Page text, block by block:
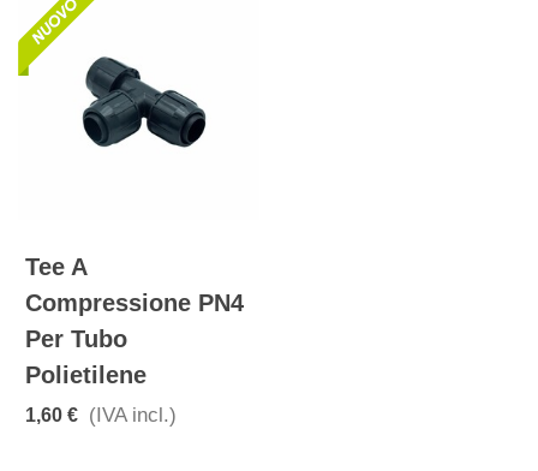
Tee A
Compressione PN4
Per Tubo
Polietilene
1,60 € (IVA incl.)